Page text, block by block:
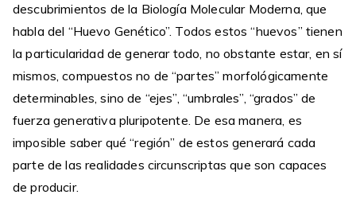
descubrimientos de la Biología Molecular Moderna, que
habla del “Huevo Genético”. Todos estos “huevos” tienen
la particularidad de generar todo, no obstante estar, en sí
mismos, compuestos no de “partes” morfológicamente
determinables, sino de “ejes”, “umbrales”, “grados” de
fuerza generativa pluripotente. De esa manera, es
imposible saber qué “región” de estos generará cada
parte de las realidades circunscriptas que son capaces
de producir.